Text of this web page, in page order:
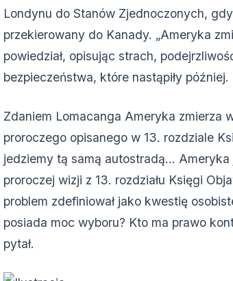
Londynu do Stanów Zjednoczonych,
przekierowany do Kanady. „Ameryka
powiedział, opisując strach,
bezpieczeństwa, które nastąpiły później.
Zdaniem Lomacanga Ameryka zmierza
proroczego opisanego w 13. rozdziale
jedziemy tą samą autostradą… Ameryka
proroczej wizji z 13. rozdziału Księgi
problem zdefiniował jako kwestię
posiada moc wyboru? Kto ma prawo
pytał.